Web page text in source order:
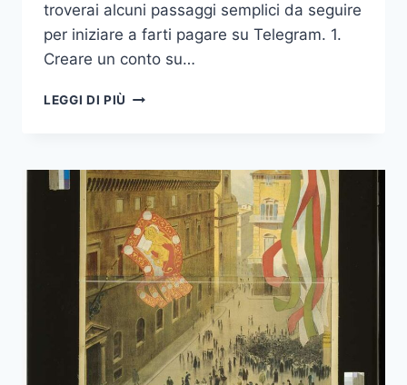
troverai alcuni passaggi semplici da seguire
per iniziare a farti pagare su Telegram. 1.
Creare un conto su…
LEGGI DI PIÙ COME
TELEGRAM